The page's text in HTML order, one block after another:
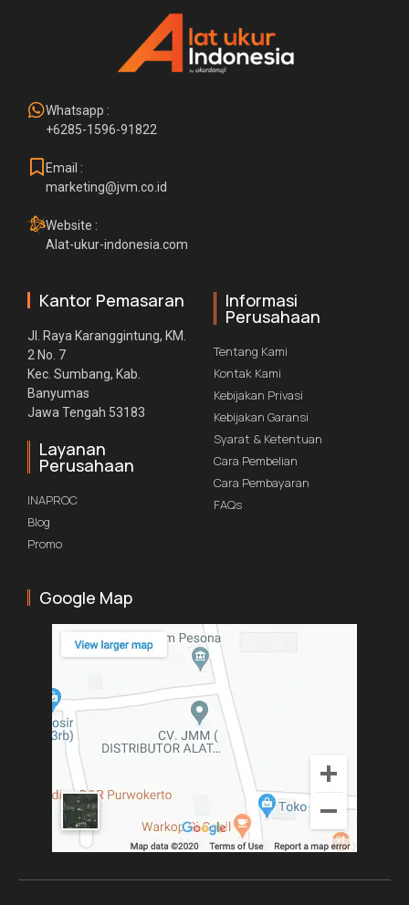
Whatsapp :
+6285-1596-91822
Email :
marketing@jvm.co.id
Website :
Alat-ukur-indonesia.com
Kantor Pemasaran
Jl. Raya Karanggintung, KM.
2 No. 7
Kec. Sumbang, Kab.
Banyumas
Jawa Tengah 53183
Layanan
Perusahaan
INAPROC
Blog
Promo
Informasi
Perusahaan
Tentang Kami
Kontak Kami
Kebijakan Privasi
Kebijakan Garansi
Syarat & Ketentuan
Cara Pembelian
Cara Pembayaran
FAQs
Google Map